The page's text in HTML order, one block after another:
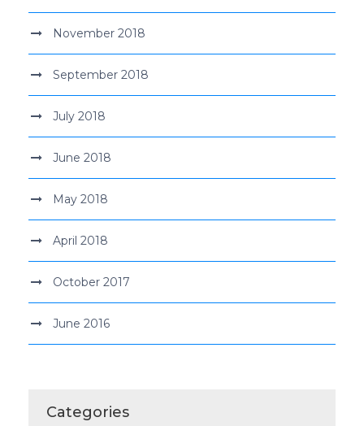
November 2018
September 2018
July 2018
June 2018
May 2018
April 2018
October 2017
June 2016
Categories